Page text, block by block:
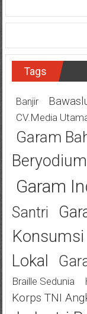
Tags
Banjir
CV.Media
Garam
Beryodium
Garam
Santri
Lokal
Braille Sedunia
Korps TNI